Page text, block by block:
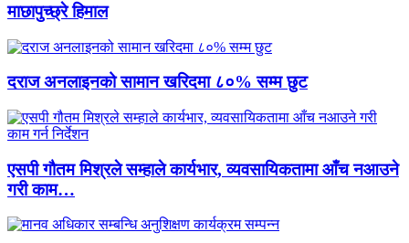
माछापुच्छ्रे हिमाल
दराज अनलाइनको सामान खरिदमा ८०% सम्म छुट
एसपी गौतम मिश्रले सम्हाले कार्यभार, व्यवसायिकतामा आँच नआउने
गरी काम…